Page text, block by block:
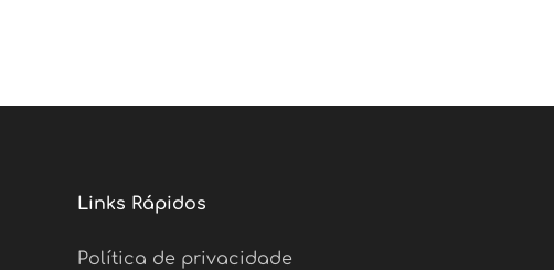
Links Rápidos
Política de privacidade